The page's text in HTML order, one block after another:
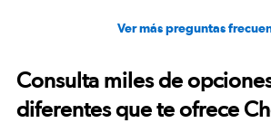
Ver más preguntas
Consulta miles de
diferentes que te ofrece